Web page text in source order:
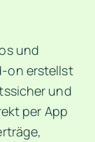
und
on erstellst
und
per App